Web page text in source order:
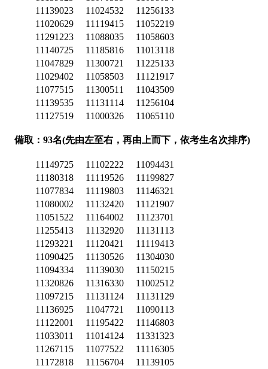
11139023
11024532
11256133
11020629
11119415
11052219
11291223
11088035
11058603
11140725
11185816
11013118
11047829
11300721
11225133
11029402
11058503
11121917
11077515
11300511
11043509
11139535
11131114
11256104
11127519
11000326 11065110
備取：93名(先由左至右，再由上而下，依考生名次排序)
11149725 11102222
11094431
11180318
11119526
11199827
11077834
11119803
11146321
11080002
11132420
11121907
11051522
11164002
11123701
11255413
11132920
11131113
11293221
11120421
11119413
11090425
11130526
11304030
11094334
11139030
11150215
11320826
11316330
11002512
11097215
11131124
11131129
11136925
11047721
11090113
11122001
11195422
11146803
11033011
11014124
11331323
11267115
11077522
11116305
11172818
11156704
11139105